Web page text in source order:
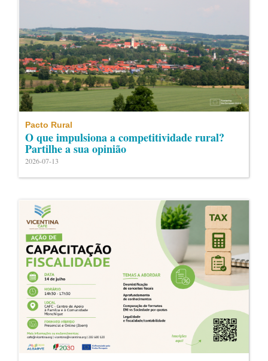
Pacto Rural
O que impulsiona a competitividade rural?
Partilhe a sua opinião
2026-07-13